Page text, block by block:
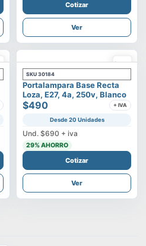
Cotizar
Ver
SKU 30184
Portalampara Base Recta
Loza, E27, 4a, 250v, Blanco
$490 + IVA
Desde 20 Unidades
Und. $690 + iva
29% AHORRO
Cotizar
Ver